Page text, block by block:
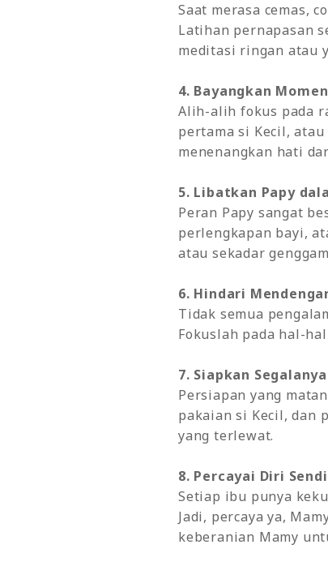
Saat merasa cemas,
Latihan pernapasan
meditasi ringan atau
4. Bayangkan
Alih-alih fokus pada
pertama si Kecil,
menenangkan hati
5. Libatkan Papy
Peran Papy sangat
perlengkapan bayi,
atau sekadar
6. Hindari
Tidak semua
Fokuslah pada hal-
7. Siapkan
Persiapan yang
pakaian si Kecil, dan
yang terlewat.
8. Percayai Diri
Setiap ibu punya
Jadi, percaya ya,
keberanian Mamy